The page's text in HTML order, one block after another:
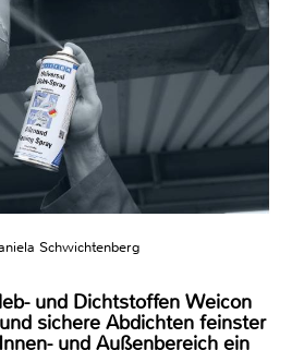
Schwichtenberg
und Dichtstoffen Weicon
sichere Abdichten feinster
und Außenbereich ein